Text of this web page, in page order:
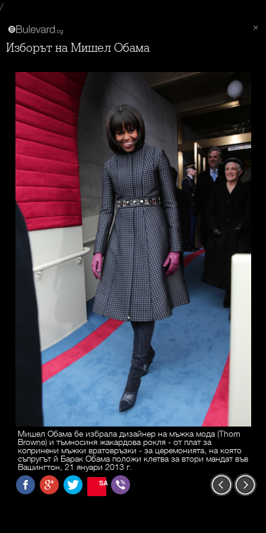
/
Изборът на Мишел Обама
Мишел Обама бе избрала дизайнер на мъжка мода (Thom
Browne) и тъмносиня жакардова рокля - от плат за
копринени мъжки вратовръзки - за церемонията, на която
съпругът й Барак Обама положи клетва за втори мандат във
Вашингтон, 21 януари 2013 г.
SAVE